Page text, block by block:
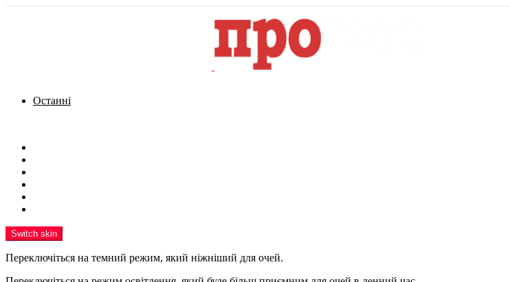
Останні
Switch skin
Переключіться на темний режим, який ніжніший для очей.